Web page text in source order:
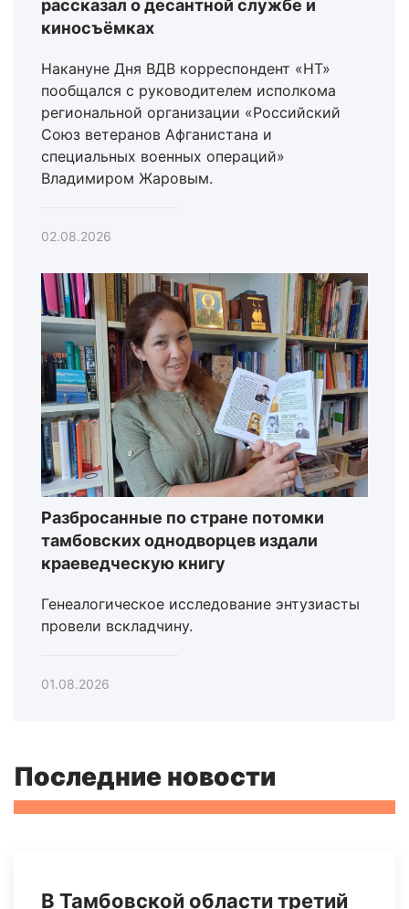
рассказал о десантной службе и
киносъёмках
Накануне Дня ВДВ корреспондент «НТ»
пообщался с руководителем исполкома
региональной организации «Российский
Союз ветеранов Афганистана и
специальных военных операций»
Владимиром Жаровым.
02.08.2026
Разбросанные по стране потомки
тамбовских однодворцев издали
краеведческую книгу
Генеалогическое исследование энтузиасты
провели вскладчину.
01.08.2026
Последние новости
В Тамбовской области третий